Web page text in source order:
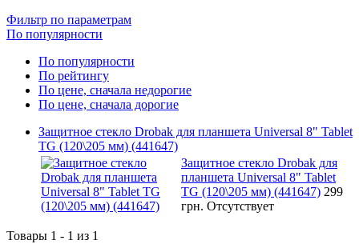
Фильтр по параметрам
По популярности
По популярности
По рейтингу
По цене, сначала недорогие
По цене, сначала дорогие
Защитное стекло Drobak для планшета Universal 8" Tablet
TG (120\205 мм) (441647)
Защитное стекло Drobak для
планшета Universal 8" Tablet
TG (120\205 мм) (441647) 299
грн. Отсутствует
Товары 1 - 1 из 1